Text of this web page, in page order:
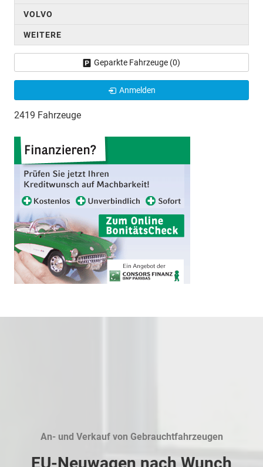
VOLVO
WEITERE
Geparkte Fahrzeuge (0)
Anmelden
2419 Fahrzeuge
An- und Verkauf von Gebrauchtfahrzeugen
EU-Neuwagen nach Wunch